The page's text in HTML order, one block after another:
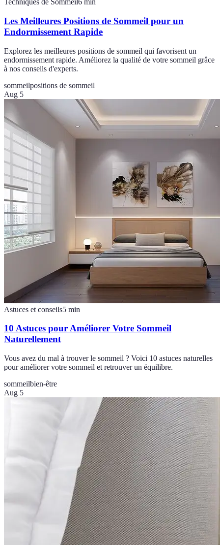
Techniques de Sommeil 6 min
Les Meilleures Positions de Sommeil pour un
Endormissement Rapide
Explorez les meilleures positions de sommeil qui favorisent un
endormissement rapide. Améliorez la qualité de votre sommeil grâce
à nos conseils d'experts.
sommeilpositions de sommeil
Aug 5
Astuces et conseils5 min
10 Astuces pour Améliorer Votre Sommeil
Naturellement
Vous avez du mal à trouver le sommeil ? Voici 10 astuces naturelles
pour améliorer votre sommeil et retrouver un équilibre.
sommeilbien-être
Aug 5